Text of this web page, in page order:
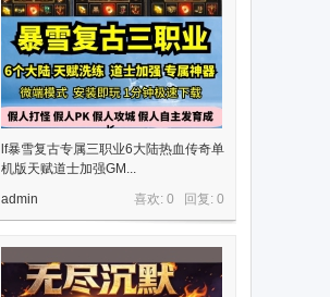
lf暴雪复古专属三职业6大陆热血传奇单
机版天赋道士加强GM...
喜欢: 0 回复: 0
admin